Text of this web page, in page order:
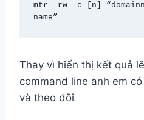
mtr –rw -c [n]
name”
Thay vì hiển thị kết quả
command line anh em
và theo dõi